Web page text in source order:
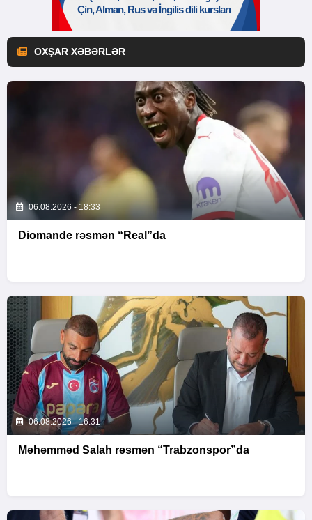
OXŞAR XƏBƏRLƏR
06.08.2026 - 18:33
Diomande rəsmən “Real”da
06.08.2026 - 16:31
Məhəmməd Salah rəsmən “Trabzonspor”da